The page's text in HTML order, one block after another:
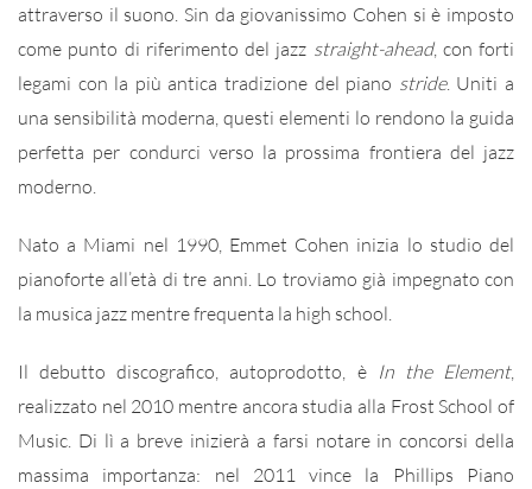
attraverso il suono. Sin da giovanissimo Cohen si è imposto
come punto di riferimento del jazz straight-ahead, con forti
legami con la più antica tradizione del piano stride. Uniti a
una sensibilità moderna, questi elementi lo rendono la guida
perfetta per condurci verso la prossima frontiera del jazz
moderno.
Nato a Miami nel 1990, Emmet Cohen inizia lo studio del
pianoforte all’età di tre anni. Lo troviamo già impegnato con
la musica jazz mentre frequenta la high school.
Il debutto discografico, autoprodotto, è In the Element,
realizzato nel 2010 mentre ancora studia alla Frost School of
Music. Di lì a breve inizierà a farsi notare in concorsi della
massima importanza: nel 2011 vince la Phillips Piano